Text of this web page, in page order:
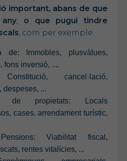
important, abans de que
, o que pugui tindre
, com per exemple:
de: Immobles, plusvàlues,
fons inversió, ....
Constitució, cancel·lació,
despeses, ...
de propietats: Locals
cases, arrendament turístic,
Viabilitat fiscal,
rentes vitalícies, ...